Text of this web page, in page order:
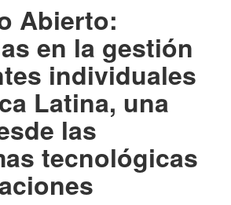
Abierto:
en la gestión
individuales
Latina, una
las
tecnológicas